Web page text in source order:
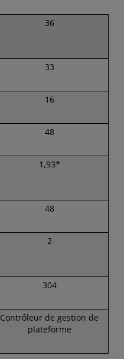
36
33
16
48
1,93*
48
2
304
Contrôleur de gestion de
plateforme